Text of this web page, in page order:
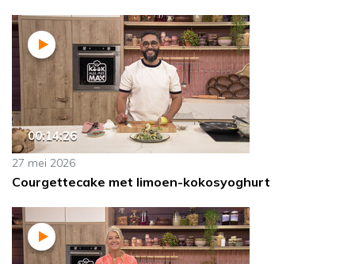
00:14:26
27 mei 2026
Courgettecake met limoen-kokosyoghurt